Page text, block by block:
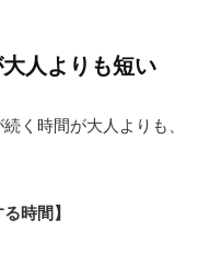
人よりも短い
く時間が大人よりも、
時間】